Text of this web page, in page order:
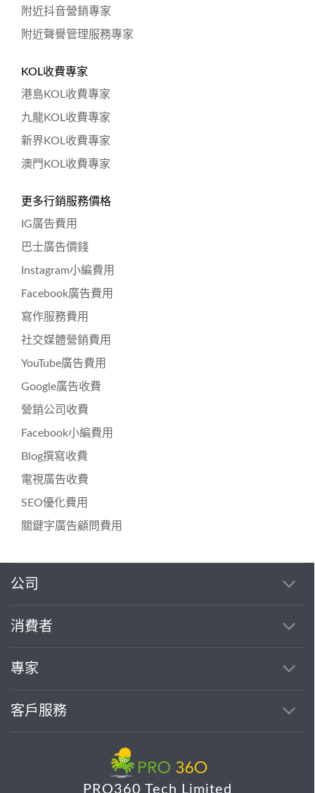
附近抖音營銷專家
附近聲譽管理服務專家
KOL收費專家
港島KOL收費專家
九龍KOL收費專家
新界KOL收費專家
澳門KOL收費專家
更多行銷服務價格
IG廣告費用
巴士廣告價錢
Instagram小編費用
Facebook廣告費用
寫作服務費用
社交媒體營銷費用
YouTube廣告費用
Google廣告收費
營銷公司收費
Facebook小編費用
Blog撰寫收費
電視廣告收費
SEO優化費用
關鍵字廣告顧問費用
公司
消費者
專家
客戶服務
PRO360 Tech Limited